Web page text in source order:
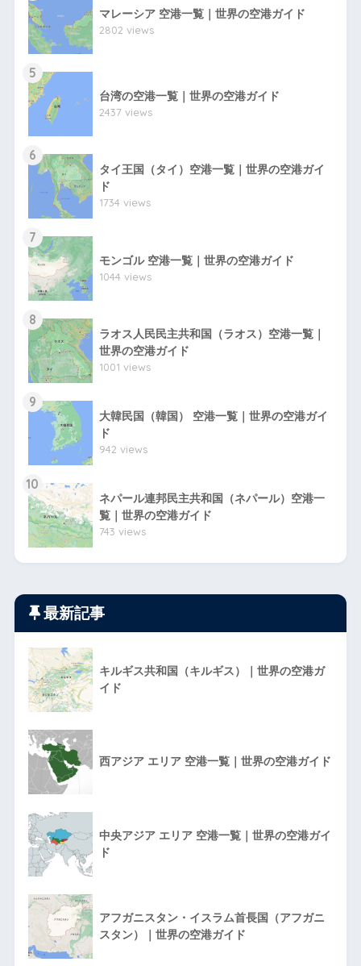
マレーシア 空港一覧｜世界の空港ガイド
2802 views
5
台湾の空港一覧｜世界の空港ガイド
2437 views
6
タイ王国（タイ）空港一覧｜世界の空港ガイ
ド
1734 views
7
モンゴル 空港一覧｜世界の空港ガイド
1044 views
8
ラオス人民民主共和国（ラオス）空港一覧｜
世界の空港ガイド
1001 views
9
大韓民国（韓国） 空港一覧｜世界の空港ガイ
ド
942 views
10
ネパール連邦民主共和国（ネパール）空港一
覧｜世界の空港ガイド
743 views
最新記事
キルギス共和国（キルギス）｜世界の空港ガ
イド
西アジア エリア 空港一覧｜世界の空港ガイド
中央アジア エリア 空港一覧｜世界の空港ガイ
ド
アフガニスタン・イスラム首長国（アフガニ
スタン）｜世界の空港ガイド